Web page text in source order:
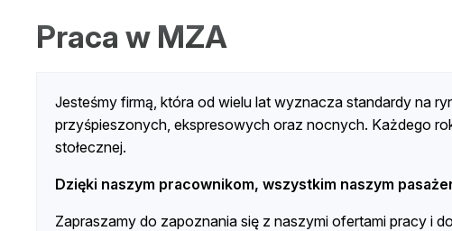
Praca w MZA
Jesteśmy firmą, która od wielu lat wyznacza standardy na
przyśpieszonych, ekspresowych oraz nocnych. Każdego
stołecznej.
Dzięki naszym pracownikom, wszystkim naszym
Zapraszamy do zapoznania się z naszymi ofertami pracy i